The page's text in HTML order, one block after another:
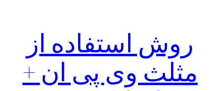
روش استفاده از
مثلث وی پی ان +